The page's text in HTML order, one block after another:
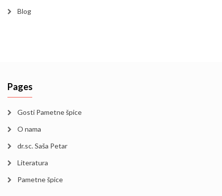
Blog
Pages
Gosti Pametne špice
O nama
dr.sc. Saša Petar
Literatura
Pametne špice